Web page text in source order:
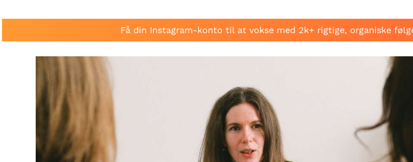
Få din Instagram-konto til at vokse med 2k+ rigtige, organiske